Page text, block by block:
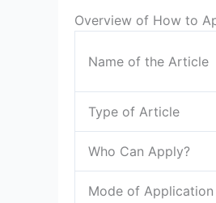
Overview of How to
Name of the Article
Type of Article
Who Can Apply?
Mode of Application